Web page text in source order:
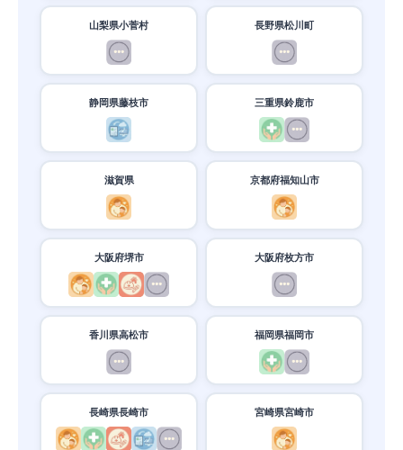
山梨県小菅村 長野県松川町
静岡県藤枝市 三重県鈴鹿市
滋賀県 京都府福知山市
大阪府堺市 大阪府枚方市
香川県高松市 福岡県福岡市
長崎県長崎市 宮崎県宮崎市